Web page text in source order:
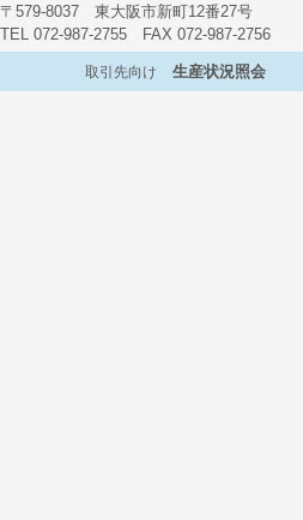
〒579-8037 東大阪市新町12番27号
TEL 072-987-2755 FAX 072-987-2756
取引先向け 生産状況照会